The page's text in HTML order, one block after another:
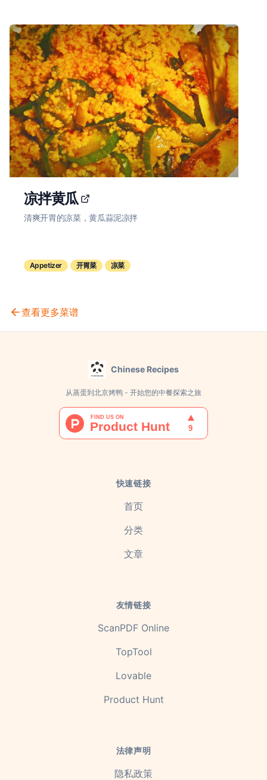
凉拌黄瓜
清爽开胃的凉菜，黄瓜蒜泥凉拌
Appetizer 开胃菜 凉菜
查看更多菜谱
Chinese Recipes
从蒸蛋到北京烤鸭 - 开始您的中餐探索之旅
快速链接
首页
分类
文章
友情链接
ScanPDF Online
TopTool
Lovable
Product Hunt
法律声明
隐私政策